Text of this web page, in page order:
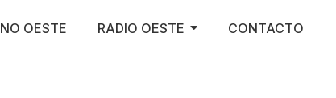
OESTE RADIO OESTE CONTACTO